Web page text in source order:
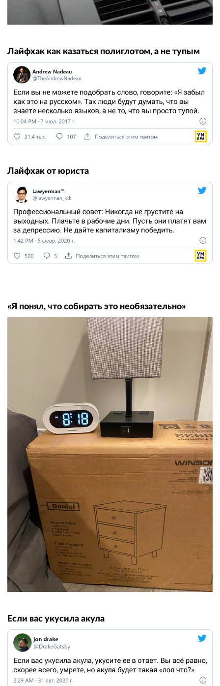
Лайфхак как казаться полиглотом, а не тупым
Лайфхак от юриста
«Я понял, что собирать это необязательно»
Если вас укусила акула